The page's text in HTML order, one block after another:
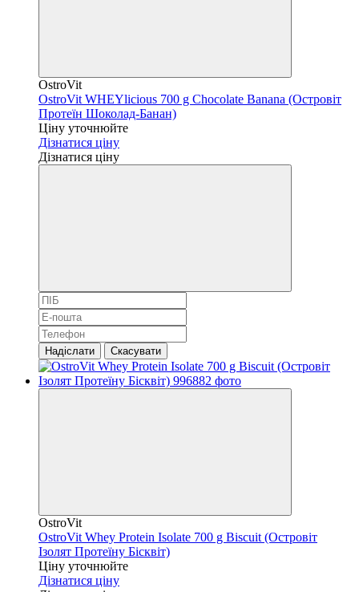
OstroVit
OstroVit WHEYlicious 700 g Chocolate Banana (Островіт
Протеїн Шоколад-Банан)
Ціну уточнюйте
Дізнатися ціну
Дізнатися ціну
Надіслати Скасувати
OstroVit
OstroVit Whey Protein Isolate 700 g Biscuit (Островіт
Ізолят Протеїну Бісквіт)
Ціну уточнюйте
Дізнатися ціну